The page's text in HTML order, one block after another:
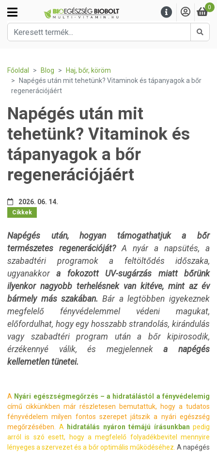
0
Főoldal Blog
Haj, bőr, köröm
Napégés után mit tehetünk? Vitaminok és tápanyagok a bőr
regenerációjáért
Napégés után mit
tehetünk? Vitaminok és
tápanyagok a bőr
regenerációjáért
2026. 06. 14.
Cikkek
Napégés után, hogyan támogathatjuk a bőr
természetes regenerációját?A nyár a napsütés, a
szabadtéri programok a feltöltődés időszaka,
ugyanakkora fokozott UV-sugárzás miatt bőrünk
ilyenkor nagyobb terhelésnek van kitéve, mint az év
bármely más szakában. Bár a legtöbben igyekeznek
megfelelő fényvédelemmel védeni magukat,
előfordulhat, hogy egy hosszabb strandolás, kirándulás
vagy szabadtéri program után a bőr kipirosodik,
érzékennyé válik, és megjelenneka napégés
kellemetlen tünetei.
A Nyári egészségmegőrzés – a hidratálástól a fényvédelemig
című cikkünkben már részletesen bemutattuk, hogy a tudatos
fényvédelem milyen fontos szerepet játszik a nyári egészség
megőrzésében.
A hidratálás nyáron témájú írásunkban pedig
arról is szó esett, hogy a megfelelő folyadékbevitel mennyire
lényeges a szervezet és a bőr optimális működéséhez. A napégés